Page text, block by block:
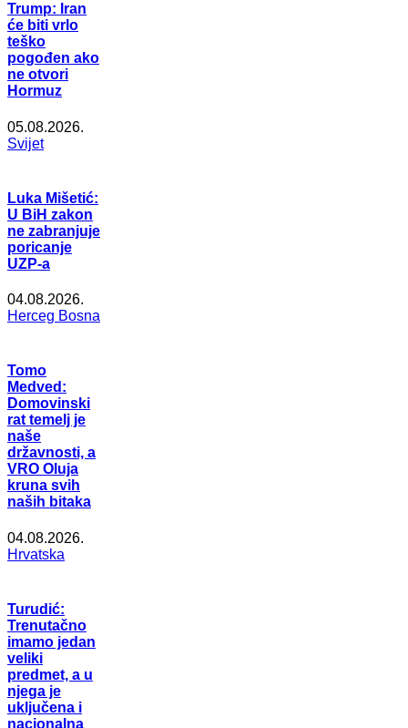
Trump: Iran
će biti vrlo
teško
pogođen ako
ne otvori
Hormuz
05.08.2026.
Svijet
Luka Mišetić:
U BiH zakon
ne zabranjuje
poricanje
UZP-a
04.08.2026.
Herceg Bosna
Tomo
Medved:
Domovinski
rat temelj je
naše
državnosti, a
VRO Oluja
kruna svih
naših bitaka
04.08.2026.
Hrvatska
Turudić:
Trenutačno
imamo jedan
veliki
predmet, a u
njega je
uključena i
nacionalna